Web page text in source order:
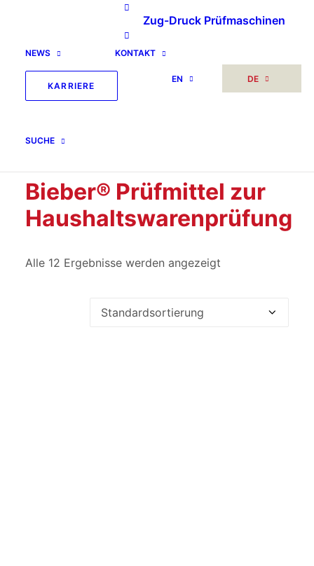
Zug-Druck Prüfmaschinen
NEWS KONTAKT
KARRIERE
EN DE
SUCHE
Bieber® Prüfmittel zur
Haushaltswarenprüfung
Alle 12 Ergebnisse werden angezeigt